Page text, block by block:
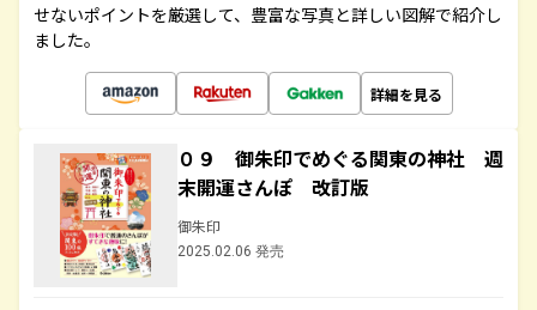
せないポイントを厳選して、豊富な写真と詳しい図解で紹介し
ました。
詳細を見る
０９ 御朱印でめぐる関東の神社 週
末開運さんぽ 改訂版
御朱印
2025.02.06 発売